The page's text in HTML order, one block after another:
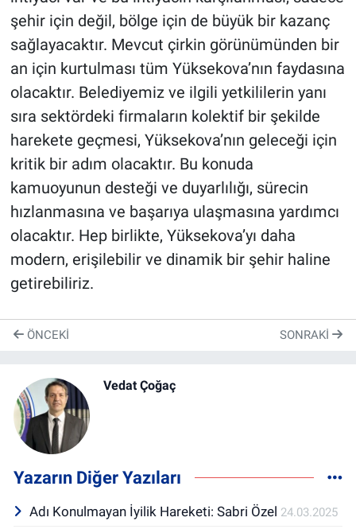
şehir için değil, bölge için de büyük bir kazanç
sağlayacaktır. Mevcut çirkin görünümünden bir
an için kurtulması tüm Yüksekova’nın faydasına
olacaktır. Belediyemiz ve ilgili yetkililerin yanı
sıra sektördeki firmaların kolektif bir şekilde
harekete geçmesi, Yüksekova’nın geleceği için
kritik bir adım olacaktır. Bu konuda
kamuoyunun desteği ve duyarlılığı, sürecin
hızlanmasına ve başarıya ulaşmasına yardımcı
olacaktır. Hep birlikte, Yüksekova’yı daha
modern, erişilebilir ve dinamik bir şehir haline
getirebiliriz.
ÖNCEKI SONRAKI
Vedat Çoğaç
Yazarın Diğer Yazıları
Adı Konulmayan İyilik Hareketi: Sabri Özel 24.03.2025